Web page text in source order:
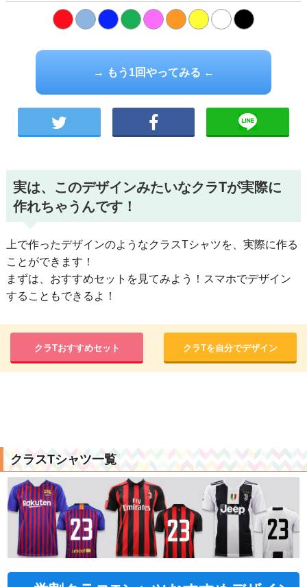
→ もう1回やってみる ←
実は、このデザインみたいなクラTが実際に
作れちゃうんです！
上で作ったデザインのようなクラスTシャツを、実際に作る
ことができます！
まずは、おすすめセットを見てみよう！スマホでデザイン
することもできるよ！
クラTおすすめセット クラTを自分でデザイン
クラスTシャツ一覧